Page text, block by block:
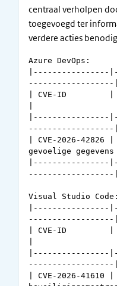
centraal verholpen
toegevoegd ter
verdere acties
Azure DevOps:
|----------------
------------------|
| CVE-ID         |
|----------------
------------------|
| CVE-2026-
gevoelige
|----------------
------------------|
Visual Studio
|----------------
------------------|
| CVE-ID         |
|----------------
------------------|
| CVE-2026-41610